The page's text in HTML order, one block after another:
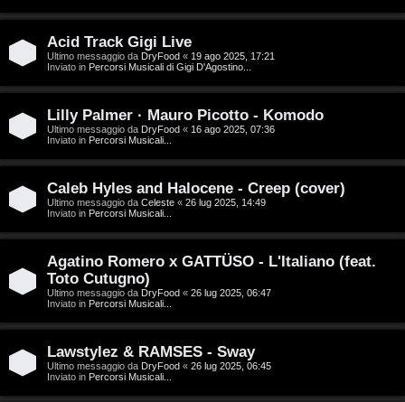
e
r
c
a
F
A
Q
Acid Track Gigi Live
Ultimo messaggio da DryFood « 19 ago 2025, 17:21
Inviato in Percorsi Musicali di Gigi D'Agostino...
Lilly Palmer · Mauro Picotto - Komodo
Ultimo messaggio da DryFood « 16 ago 2025, 07:36
Inviato in Percorsi Musicali...
Caleb Hyles and Halocene - Creep (cover)
Ultimo messaggio da Celeste « 26 lug 2025, 14:49
Inviato in Percorsi Musicali...
Agatino Romero x GATTÜSO - L'Italiano (feat.
Toto Cutugno)
Ultimo messaggio da DryFood « 26 lug 2025, 06:47
Inviato in Percorsi Musicali...
Lawstylez & RAMSES - Sway
Ultimo messaggio da DryFood « 26 lug 2025, 06:45
Inviato in Percorsi Musicali...
V
i
n
i
l
i
/
D
g
i
t
a